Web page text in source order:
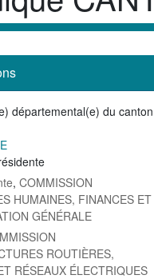
départemental(e) du canton
, COMMISSION
HUMAINES, FINANCES ET
GÉNÉRALE
ROUTIÈRES,
RÉSEAUX ÉLECTRIQUES